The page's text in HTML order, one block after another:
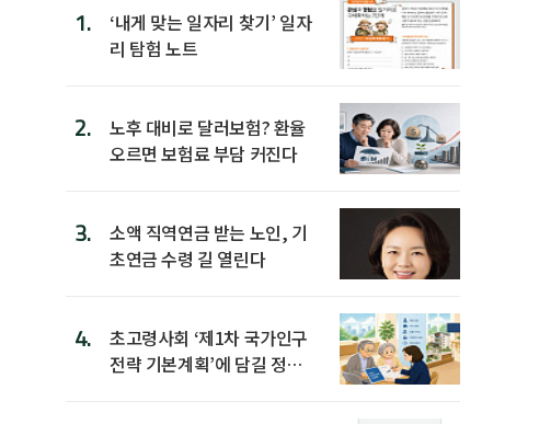
1.
‘내게 맞는 일자리 찾기’ 일자
리 탐험 노트
2.
노후 대비로 달러보험? 환율
오르면 보험료 부담 커진다
3.
소액 직역연금 받는 노인, 기
초연금 수령 길 열린다
4.
초고령사회 ‘제1차 국가인구
전략 기본계획’에 담길 정책